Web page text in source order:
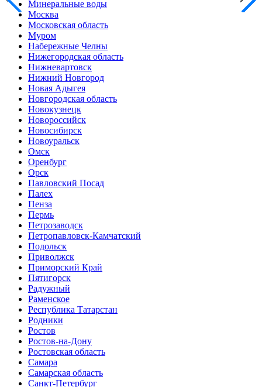
Минеральные воды
Москва
Московская область
Муром
Набережные Челны
Нижегородская область
Нижневартовск
Нижний Новгород
Новая Адыгея
Новгородская область
Новокузнецк
Новороссийск
Новосибирск
Новоуральск
Омск
Оренбург
Орск
Павловский Посад
Палех
Пенза
Пермь
Петрозаводск
Петропавловск-Камчатский
Подольск
Приволжск
Приморский Край
Пятигорск
Радужный
Раменское
Республика Татарстан
Родники
Ростов
Ростов-на-Дону
Ростовская область
Самара
Самарская область
Санкт-Петербург